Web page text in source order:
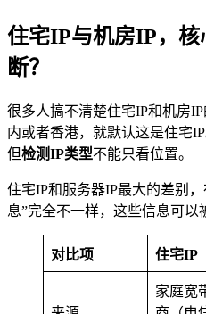
住宅IP与机房IP，核
断？
很多人搞不清楚住宅IP和机房
内或者香港，就默认这是住宅
但检测IP类型不能只看位置。
住宅IP和服务器IP最大的差别
息”完全不一样，这些信息可以
对比项 住宅IP
家庭宽